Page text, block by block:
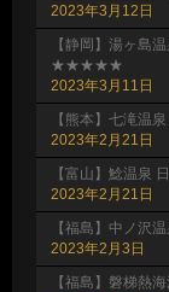
2023年3月12日
【静岡】湯ヶ島
★★★★★
2023年3月11日
【熊本】七滝温
2023年2月21日
【富山】鯰温
2023年2月21日
【福島】中ノ
2023年2月3日
【福島】磐梯